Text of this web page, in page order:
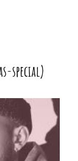
special)